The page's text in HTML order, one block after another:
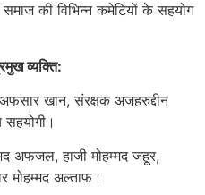
की विभिन्न कमेटियों के सहयोग
व्यक्ति:
खान, संरक्षक अजहरुद्दीन
अफजल, हाजी मोहम्मद जहूर,
मोहम्मद अल्ताफ।